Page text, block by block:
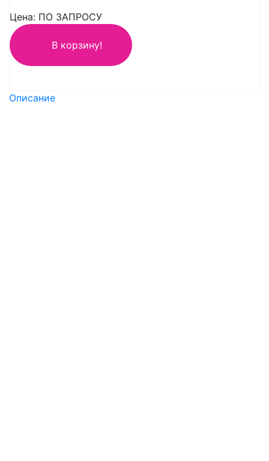
Цена: ПО ЗАПРОСУ
В корзину!
Описание